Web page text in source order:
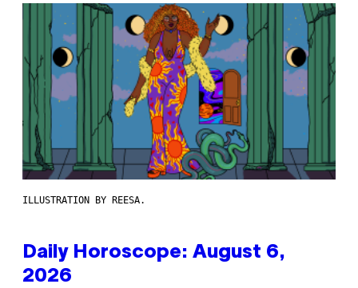
ILLUSTRATION BY REESA.
Daily Horoscope: August 6,
2026